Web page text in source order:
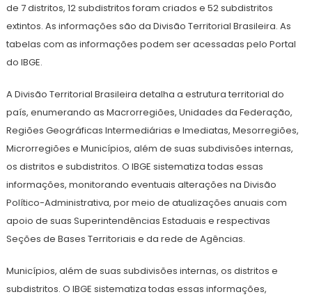
de 7 distritos, 12 subdistritos foram criados e 52 subdistritos
extintos. As informações são da Divisão Territorial Brasileira. As
tabelas com as informações podem ser acessadas pelo Portal
do IBGE.
A Divisão Territorial Brasileira detalha a estrutura territorial do
país, enumerando as Macrorregiões, Unidades da Federação,
Regiões Geográficas Intermediárias e Imediatas, Mesorregiões,
Microrregiões e Municípios, além de suas subdivisões internas,
os distritos e subdistritos. O IBGE sistematiza todas essas
informações, monitorando eventuais alterações na Divisão
Político-Administrativa, por meio de atualizações anuais com
apoio de suas Superintendências Estaduais e respectivas
Seções de Bases Territoriais e da rede de Agências.
Municípios, além de suas subdivisões internas, os distritos e
subdistritos. O IBGE sistematiza todas essas informações,